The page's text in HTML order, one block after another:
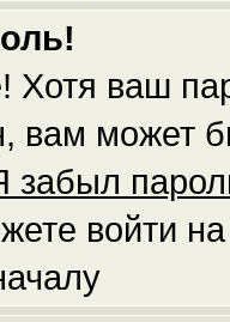
Хотя ваш
вам может
забыл
войти